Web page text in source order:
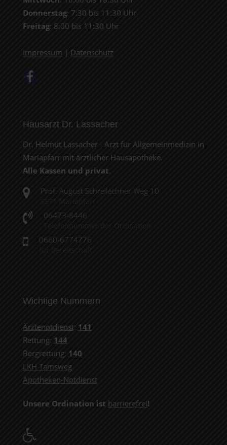
Donnerstag: 7:30 bis 11:30 Uhr
Freitag: 8:00 bis 11:30 Uhr
Impressum | Datenschutz
Hausarzt Dr. Lassacher
Dr. Helmut Lassacher - Arzt für Allgemeinmedizin in
Mariapfarr mit ärztlicher Hausapotheke.
Alle Kassen und privat.
Prof. August Schreilechner Weg 10
5571 Mariapfarr
06473-8446
Telefonnummer der Ordination
0660-6774776
für Bereitschaft
Wichtige Nummern
Ärztenotdienst: 141
Rettung: 144
Bergrettung: 140
LKH Tamsweg
Apotheken-Notdienst
Unsere Ordination ist barrierefrei!